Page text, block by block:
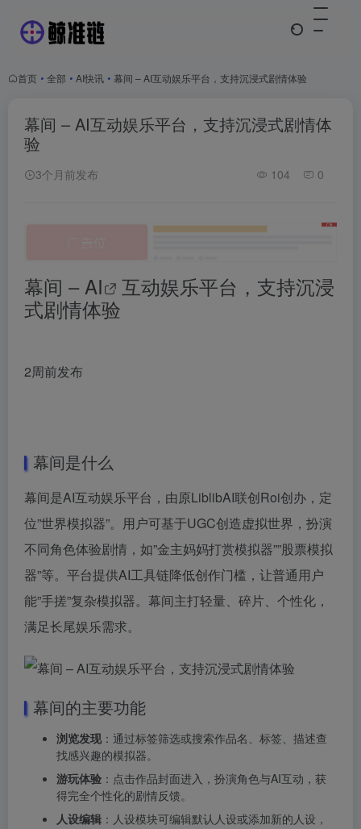
首页 • 全部 • AI快讯 • 幕间 – AI互动娱乐平台，支持沉浸式剧情体验
幕间 – AI互动娱乐平台，支持沉浸式剧情体
验
3个月前发布 104 0
幕间 – AI
互动娱乐平台，支持沉浸
式剧情体验
2周前发布
幕间是什么
幕间是AI互动娱乐平台，由原LiblibAI联创Roi创办，定
位”世界模拟器”。用户可基于UGC创造虚拟世界，扮演
不同角色体验剧情，如”金主妈妈打赏模拟器””股票模拟
器”等。平台提供AI工具链降低创作门槛，让普通用户
能”手搓”复杂模拟器。幕间主打轻量、碎片、个性化，
满足长尾娱乐需求。
幕间的主要功能
浏览发现 ：通过标签筛选或搜索作品名、标签、描述查
找感兴趣的模拟器。
游玩体验 ：点击作品封面进入，扮演角色与AI互动，获
得完全个性化的剧情反馈。
人设编辑 ：人设模块可编辑默认人设或添加新的人设，